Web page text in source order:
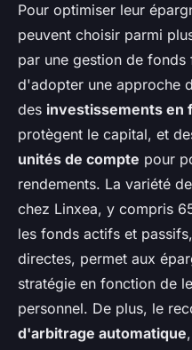
Pour optimiser leur
peuvent choisir parmi
par une gestion de
d'adopter une approche
des investissements en
protègent le capital, et
unités de compte pour
rendements. La variété
chez Linxea, y compris
les fonds actifs et
directes, permet aux
stratégie en fonction de
personnel. De plus, le
d'arbitrage automatique